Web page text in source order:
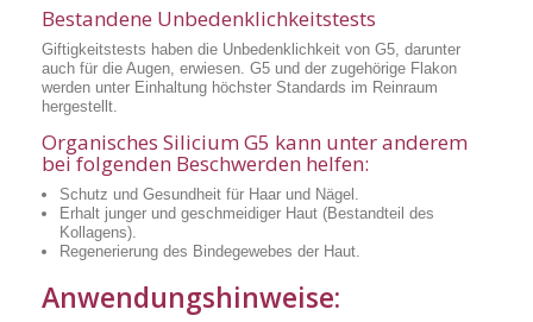
Bestandene Unbedenklichkeitstests
Giftigkeitstests haben die Unbedenklichkeit von G5, darunter
auch für die Augen, erwiesen. G5 und der zugehörige Flakon
werden unter Einhaltung höchster Standards im Reinraum
hergestellt.
Organisches Silicium G5 kann unter anderem
bei folgenden Beschwerden helfen:
Schutz und Gesundheit für Haar und Nägel.
Erhalt junger und geschmeidiger Haut (Bestandteil des
Kollagens).
Regenerierung des Bindegewebes der Haut.
Anwendungshinweise: